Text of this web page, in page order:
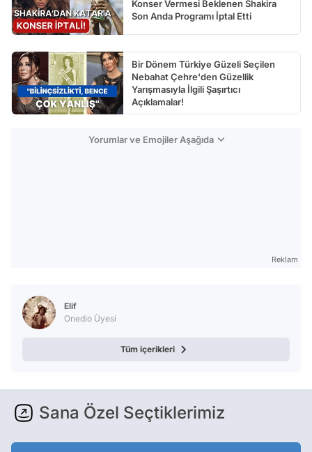
Konser Vermesi Beklenen Shakira
Son Anda Programı İptal Etti
Bir Dönem Türkiye Güzeli Seçilen
Nebahat Çehre'den Güzellik
Yarışmasıyla İlgili Şaşırtıcı
Açıklamalar!
Yorumlar ve Emojiler Aşağıda
Reklam
Elif
Onedio Üyesi
Tüm içerikleri
Sana Özel Seçtiklerimiz